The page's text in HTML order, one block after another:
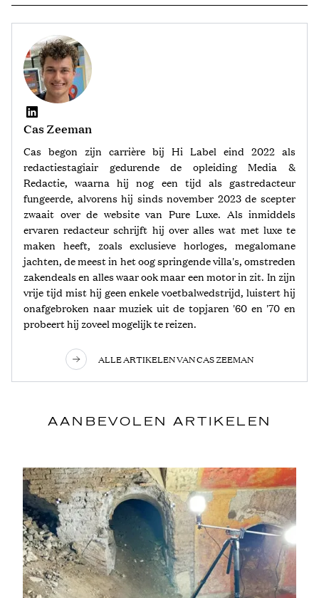
Cas Zeeman
Cas begon zijn carrière bij Hi Label eind 2022 als
redactiestagiair gedurende de opleiding Media &
Redactie, waarna hij nog een tijd als gastredacteur
fungeerde, alvorens hij sinds november 2023 de scepter
zwaait over de website van Pure Luxe. Als inmiddels
ervaren redacteur schrijft hij over alles wat met luxe te
maken heeft, zoals exclusieve horloges, megalomane
jachten, de meest in het oog springende villa's, omstreden
zakendeals en alles waar ook maar een motor in zit. In zijn
vrije tijd mist hij geen enkele voetbalwedstrijd, luistert hij
onafgebroken naar muziek uit de topjaren '60 en '70 en
probeert hij zoveel mogelijk te reizen.
ALLE ARTIKELEN VAN CAS ZEEMAN
AANBEVOLEN ARTIKELEN